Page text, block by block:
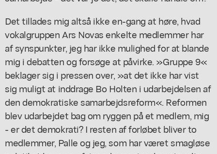
Det tillades mig altså ikke en-gang at høre, hvad
vokalgruppen Ars Novas enkelte medlemmer har
af synspunkter, jeg har ikke mulighed for at blande
mig i debatten og forsøge at påvirke. »Gruppe 9«
beklager sig i pressen over, »at det ikke har vist
sig muligt at inddrage Bo Holten i udarbejdelsen af
den demokratiske samarbejdsreform«. Reformen
blev udarbejdet bag om ryggen på et medlem, mig
- er det demokrati? I resten af forløbet bliver to
medlemmer, Palle og jeg, som har været smagløse